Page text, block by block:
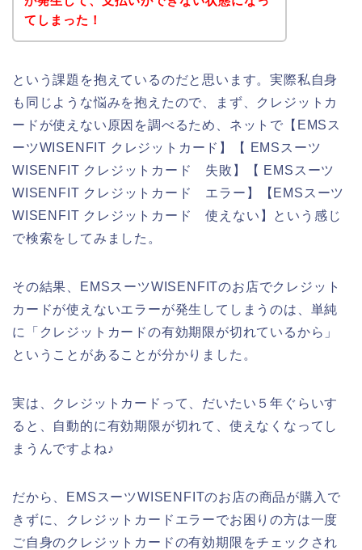
てしまった！
という課題を抱えているのだと思います。実際私自身
も同じような悩みを抱えたので、まず、クレジットカ
ードが使えない原因を調べるため、ネットで【EMSス
ーツWISENFIT クレジットカード】【 EMSスーツ
WISENFIT クレジットカード 失敗】【 EMSスーツ
WISENFIT クレジットカード エラー】【EMSスーツ
WISENFIT クレジットカード 使えない】という感じ
で検索をしてみました。
その結果、EMSスーツWISENFITのお店でクレジット
カードが使えないエラーが発生してしまうのは、単純
に「クレジットカードの有効期限が切れているから」
ということがあることが分かりました。
実は、クレジットカードって、だいたい５年ぐらいす
ると、自動的に有効期限が切れて、使えなくなってし
まうんですよね♪
だから、EMSスーツWISENFITのお店の商品が購入で
きずに、クレジットカードエラーでお困りの方は一度
ご自身のクレジットカードの有効期限をチェックされ